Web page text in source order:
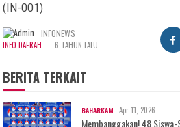
(IN-001)
INFONEWS
INFO DAERAH - 6 TAHUN LALU
BERITA TERKAIT
BAHARKAM Apr 11, 2026
Membanggakan! 48